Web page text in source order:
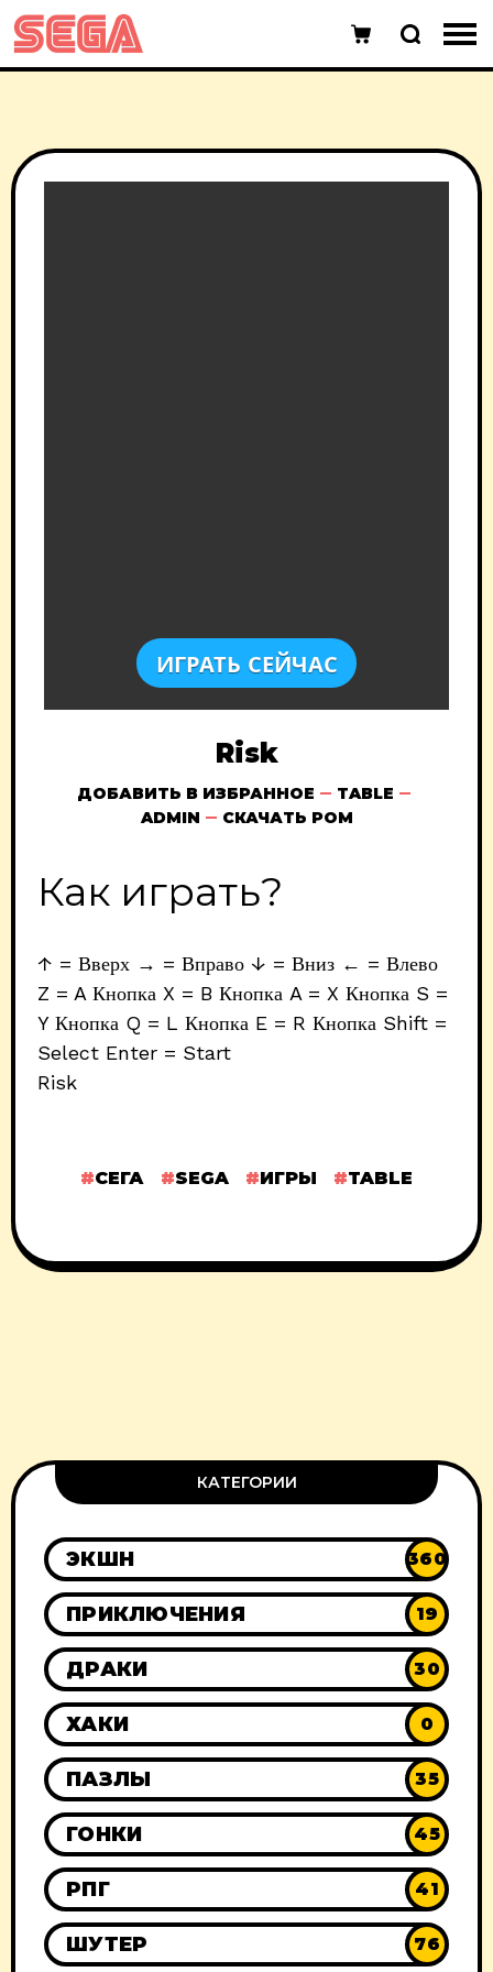
ИГРАТЬ СЕЙЧАС
Risk
ДОБАВИТЬ В ИЗБРАННОЕ
TABLE
ADMIN
СКАЧАТЬ РОМ
Как играть?
↑ = Вверх → = Вправо ↓ = Вниз ← = Влево
Z = A Кнопка X = B Кнопка A = X Кнопка S =
Y Кнопка Q = L Кнопка E = R Кнопка Shift =
Select Enter = Start
Risk
СЕГА SEGA ИГРЫ TABLE
КАТЕГОРИИ
ЭКШН 360
ПРИКЛЮЧЕНИЯ 19
ДРАКИ 30
ХАКИ 0
ПАЗЛЫ 35
ГОНКИ 45
РПГ 41
ШУТЕР 76